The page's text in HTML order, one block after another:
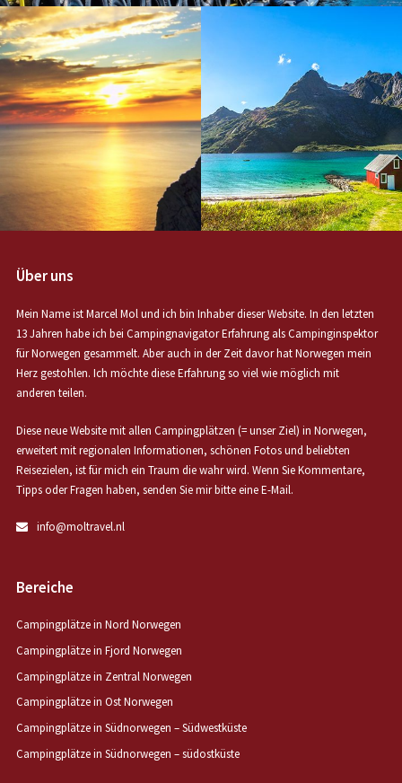
Über uns
Mein Name ist Marcel Mol und ich bin Inhaber dieser Website. In den letzten
13 Jahren habe ich bei Campingnavigator Erfahrung als Campinginspektor
für Norwegen gesammelt. Aber auch in der Zeit davor hat Norwegen mein
Herz gestohlen. Ich möchte diese Erfahrung so viel wie möglich mit
anderen teilen.
Diese neue Website mit allen Campingplätzen (= unser Ziel) in Norwegen,
erweitert mit regionalen Informationen, schönen Fotos und beliebten
Reisezielen, ist für mich ein Traum die wahr wird. Wenn Sie Kommentare,
Tipps oder Fragen haben, senden Sie mir bitte eine E-Mail.
info@moltravel.nl
Bereiche
Campingplätze in Nord Norwegen
Campingplätze in Fjord Norwegen
Campingplätze in Zentral Norwegen
Campingplätze in Ost Norwegen
Campingplätze in Südnorwegen – Südwestküste
Campingplätze in Südnorwegen – südostküste